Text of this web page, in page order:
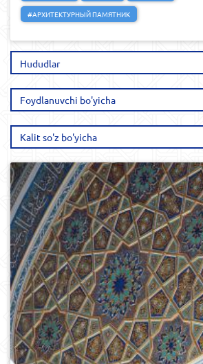
#АРХИТЕКТУРНЫЙ ПАМЯТНИК
Hududlar
0 702